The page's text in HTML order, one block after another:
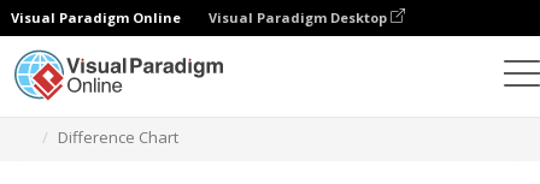
Visual Paradigm Online Visual Paradigm Desktop
Difference Chart